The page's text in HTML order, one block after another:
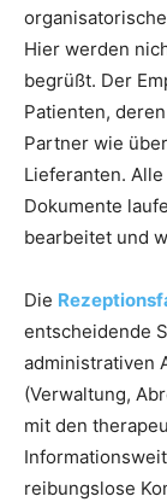
Hier werden
begrüßt. Der
Patienten,
Partner wie
Lieferanten.
Dokumente
bearbeitet und
Die
entscheidende
administrativen
(Verwaltung,
mit den
reibungslose